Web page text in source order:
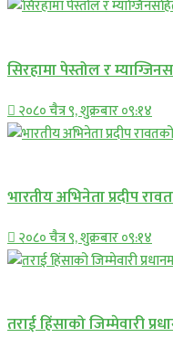
सिरहामा पेस्तोल र
२०८० चैत्र ९, शुक्रबार ०९:१४
भारतीय अभिनेता प्रदीप
२०८० चैत्र ९, शुक्रबार ०९:१४
तराई हिंसाको जिम्मेवारी